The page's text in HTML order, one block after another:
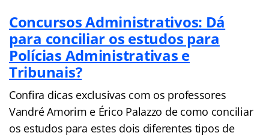
Concursos Administrativos: Dá
para conciliar os estudos para
Polícias Administrativas e
Tribunais?
Confira dicas exclusivas com os professores
Vandré Amorim e Érico Palazzo de como conciliar
os estudos para estes dois diferentes tipos de